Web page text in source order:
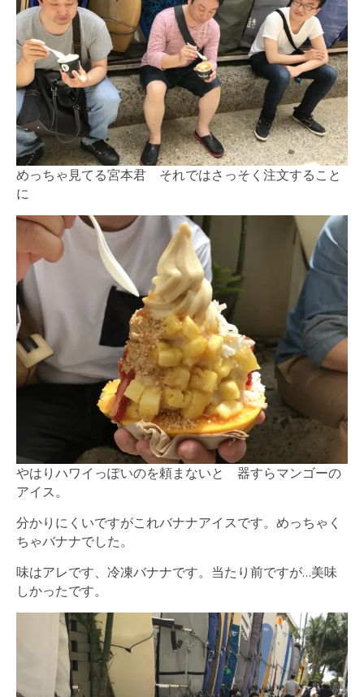
めっちゃ見てる宮本君 それではさっそく注文すること
に
やはりハワイっぽいのを頼まないと 器すらマンゴーの
アイス。
分かりにくいですがこれバナナアイスです。めっちゃく
ちゃバナナでした。
味はアレです、冷凍バナナです。当たり前ですが…美味
しかったです。